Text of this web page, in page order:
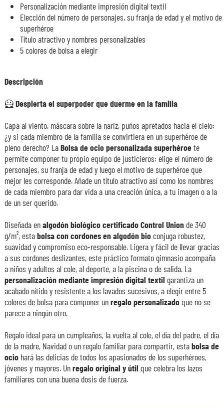
Personalización mediante impresión digital textil
Elección del número de personajes, su franja de edad y el motivo de
superhéroe
Título atractivo y nombres personalizables
5 colores de bolsa a elegir
Descripción
🦸 Despierta el superpoder que duerme en la familia
Capa al viento, máscara sobre la nariz, puños apretados hacia el cielo:
¿y si cada miembro de la familia se convirtiera en un superhéroe de
pleno derecho? LaBolsa de ocio personalizada superhéroete
permite componer tu propio equipo de justicieros: elige el número de
personajes, su franja de edad y luego el motivo de superhéroe que
mejor les corresponde. Añade un título atractivo así como los nombres
de cada miembro para dar vida a una creación única, a tu imagen o a la
de un ser querido.
Diseñada enalgodón biológico certificado Control Unionde 340
g/m², estabolsa con cordones en algodón bioconjuga robustez,
suavidad y compromiso eco-responsable. Ligera y fácil de llevar gracias
a sus cordones deslizantes, este práctico formato gimnasio acompaña
a niños y adultos al cole, al deporte, a la piscina o de salida. La
personalización mediante impresión digital textil garantiza un
acabado nítido y resistente a los lavados sucesivos, a elegir entre 5
colores de bolsa para componer unregalo personalizadoque no se
parece a ningún otro.
Regalo ideal para un cumpleaños, la vuelta al cole, el día del padre, el día
de la madre, Navidad o un regalo familiar para compartir, estabolsa de
ociohará las delicias de todos los apasionados de los superhéroes,
jóvenes y mayores. Unregalo original y útil que celebra los lazos
familiares con una buena dosis de fuerza.